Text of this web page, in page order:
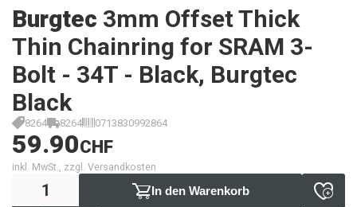
Burgtec 3mm Offset Thick
Thin Chainring for SRAM 3-
Bolt - 34T - Black, Burgtec
Black
8264 8264 0713830992864
59.90CHF
inkl. MwSt., zzgl. Versandkosten
In den Warenkorb